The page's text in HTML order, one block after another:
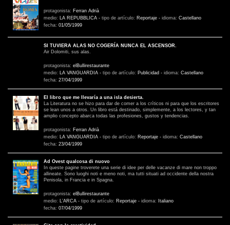
protagonista: Ferran Adrià
medio: LA REPUBBLICA - tipo de artículo: Reportaje - idioma: Castellano
fecha: 01/05/1999
SI TUVIERA ALAS NO COGERÍA NUNCA EL ASCENSOR.
Air Dolomiti, sus alas.
protagonista: elBullirestaurante
medio:
LA VANGUARDIA - tipo de artículo: Publicidad - idioma: Castellano
fecha: 27/04/1999
El libro que me llevaría a una isla desierta.
La Literatura no se hizo para dar de comer a los críticos ni para que los escritores
se lean unos a otros. Un libro está destinado, simplemente, a los lectores, y tan
amplio concepto abarca todas las profesiones, gustos y tendencias.
protagonista: Ferran Adrià
medio:
LA VANGUARDIA - tipo de artículo: Reportaje - idioma: Castellano
fecha: 23/04/1999
Ad Ovest qualcosa di nuovo
In queste pagine troverete una serie di idee per delle vacanze di mare non troppo
allineate. Sono luoghi noti e meno noti, ma tutti situati ad occidente della nostra
Penisola, in Francia e in Spagna.
protagonista: elBullirestaurante
medio:
L’ARCA - tipo de artículo: Reportaje - idioma:
Italiano
fecha: 07/04/1999